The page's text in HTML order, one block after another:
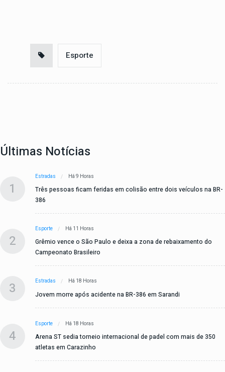
Esporte
Últimas Notícias
1
Estradas Há 9 Horas
Três pessoas ficam feridas em colisão entre dois veículos na BR-
386
2
Esporte Há 11 Horas
Grêmio vence o São Paulo e deixa a zona de rebaixamento do
Campeonato Brasileiro
3 Estradas Há 18 Horas
Jovem morre após acidente na BR-386 em Sarandi
4
Esporte Há 18 Horas
Arena ST sedia torneio internacional de padel com mais de 350
atletas em Carazinho